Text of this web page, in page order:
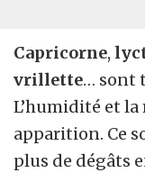
Capricorne,
vrillette… sont
L’humidité et
apparition. Ce
plus de dégâts